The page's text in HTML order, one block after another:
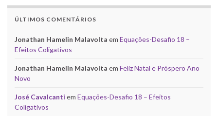
ÚLTIMOS COMENTÁRIOS
Jonathan Hamelin Malavolta em Equações-Desafio 18 –
Efeitos Coligativos
Jonathan Hamelin Malavolta em Feliz Natal e Próspero Ano
Novo
José Cavalcanti em Equações-Desafio 18 – Efeitos
Coligativos